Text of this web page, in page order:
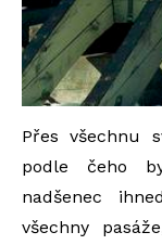
Přes všechnu
podle čeho
nadšenec
všechny